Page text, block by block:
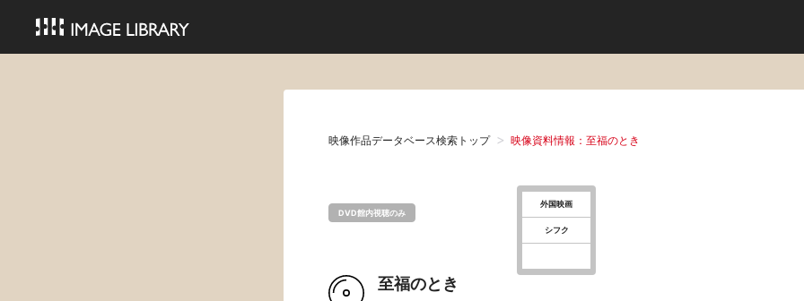
映像作品データベース検索トップ 映像資料情報：至福のとき
DVD館内視聴のみ
外国映画
シフク
至福のとき